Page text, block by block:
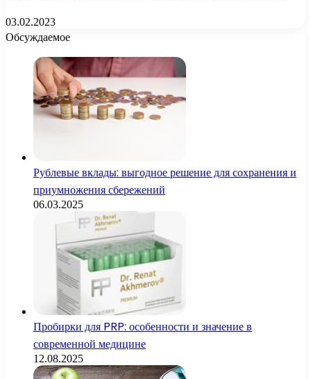
03.02.2023
Обсуждаемое
Рублевые вклады: выгодное решение для сохранения и
приумножения сбережений
06.03.2025
Пробирки для PRP: особенности и значение в
современной медицине
12.08.2025